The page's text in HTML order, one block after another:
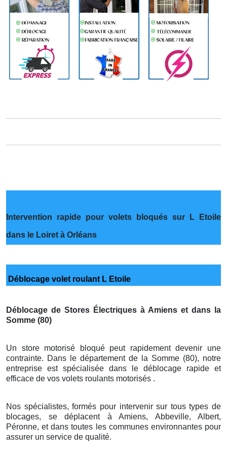
Intervention rapide pour volets bloqués sur L Etoile
dans le Loiret à Orléans
Déblocage volet roulant L Etoile
Déblocage de Stores Électriques à Amiens et dans la
Somme (80)
Un store motorisé bloqué peut rapidement devenir une
contrainte. Dans le département de la Somme (80), notre
entreprise est spécialisée dans le déblocage rapide et
efficace de vos volets roulants motorisés .
Nos spécialistes, formés pour intervenir sur tous types de
blocages, se déplacent à Amiens, Abbeville, Albert,
Péronne, et dans toutes les communes environnantes pour
assurer un service de qualité.